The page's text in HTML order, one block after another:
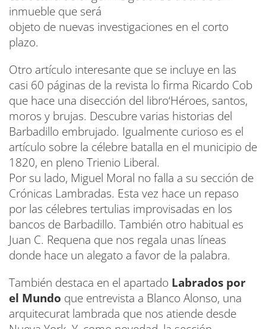
inmueble que será
objeto de nuevas investigaciones en el corto
plazo.
Otro artículo interesante que se incluye en las
casi 60 páginas de la revista lo firma Ricardo Cob
que hace una disección del libro‘Héroes, santos,
moros y brujas. Descubre varias historias del
Barbadillo embrujado. Igualmente curioso es el
artículo sobre la célebre batalla en el municipio de
1820, en pleno Trienio Liberal.
Por su lado, Miguel Moral no falla a su sección de
Crónicas Lambradas. Esta vez hace un repaso
por las célebres tertulias improvisadas en los
bancos de Barbadillo. También otro habitual es
Juan C. Requena que nos regala unas líneas
donde hace un alegato a favor de la palabra.
También destaca en el apartado Labrados por
el Mundo que entrevista a Blanco Alonso, una
arquitecurat lambrada que nos atiende desde